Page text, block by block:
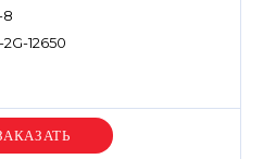
8
12650
цену